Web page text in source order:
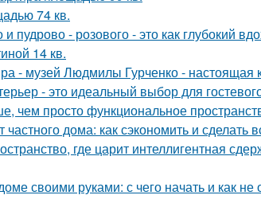
74 кв.
пудрово - розового - это как глубокий
14 кв.
- музей Людмилы Гурченко - настоящая
- это идеальный выбор для
чем просто функциональное
дома: как сэкономить и сделать
где царит интеллигентная
своими руками: с чего начать и как не